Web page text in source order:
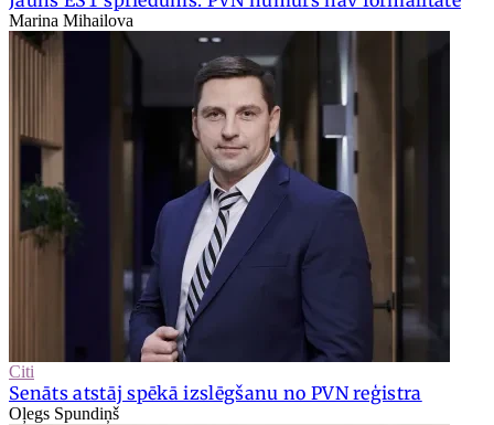
Marina Mihailova
Citi
Senāts atstāj spēkā izslēgšanu no PVN reģistra
Oļegs Spundiņš